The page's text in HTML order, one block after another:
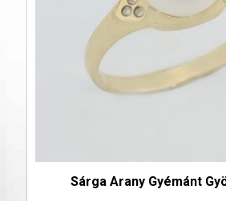
Sárga Arany Gyémánt